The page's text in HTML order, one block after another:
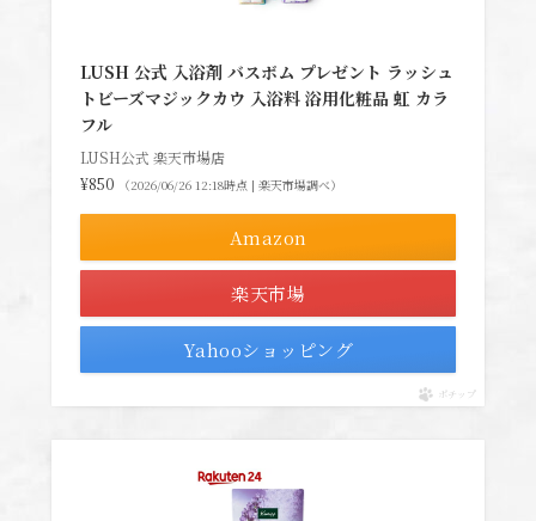
LUSH 公式 入浴剤 バスボム プレゼント ラッシュ
トビーズマジックカウ 入浴料 浴用化粧品 虹 カラ
フル
LUSH公式 楽天市場店
¥850
（2026/06/26 12:18時点 | 楽天市場調べ）
Amazon
楽天市場
Yahooショッピング
ポチップ